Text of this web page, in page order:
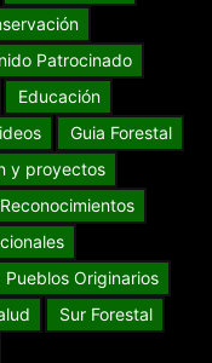
Patrocinado
Educación
Guia Forestal
y proyectos
Pueblos Originarios
Sur Forestal